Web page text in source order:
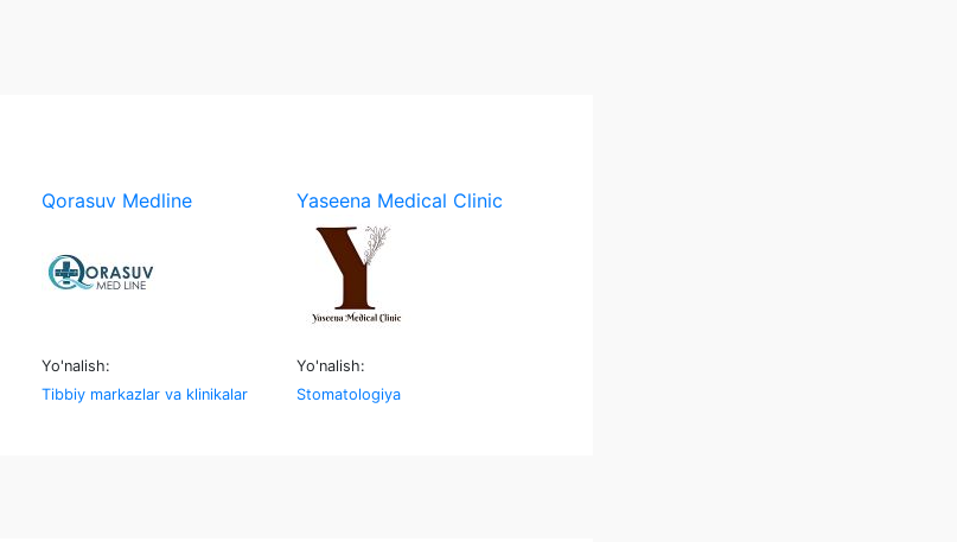
Qorasuv Medline
Yo'nalish:
Tibbiy markazlar va klinikalar
Yaseena Medical Clinic
Yo'nalish:
Stomatologiya